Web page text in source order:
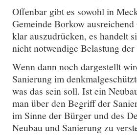
Offenbar gibt es sowohl in
Gemeinde Borkow
klar auszudrücken, es handelt
nicht notwendige Belastung
Wenn dann noch dargestellt
Sanierung im
was das sein soll. Ist ein
man über den Begriff der
im Sinne der Bürger und des
Neubau und Sanierung zu